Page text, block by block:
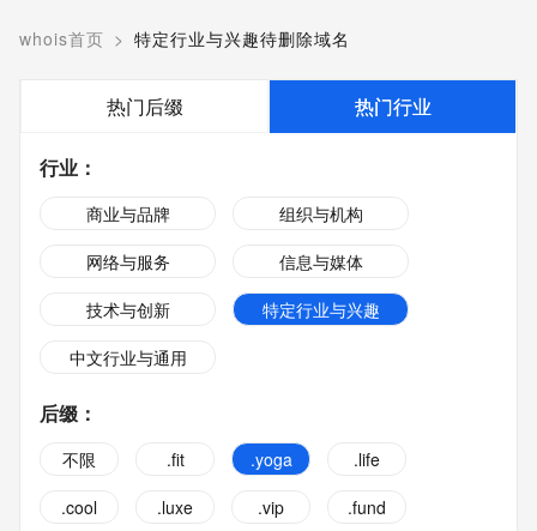
whois首页 > 特定行业与兴趣待删除域名
热门后缀 热门行业
行业 ：
商业与品牌
组织与机构
网络与服务
信息与媒体
技术与创新
特定行业与兴趣
中文行业与通用
后缀 ：
不限 .fit .yoga
.life
.cool
.luxe .vip
.fund